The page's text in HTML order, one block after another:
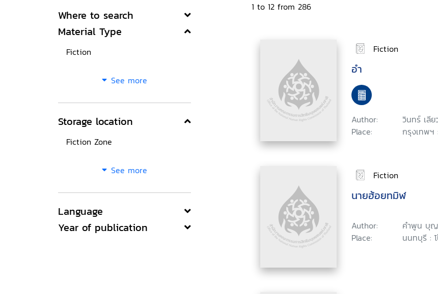
Where to search
Material Type
Fiction
See more
Storage location
Fiction Zone
See more
Language
Year of publication
1 to 12 from 286
Fiction
อำ
Author:
วินทร์ เลี
Place:
กรุงเทพฯ
Fiction
นายฮ้อยทมิฬ
Author:
คำพูน บุ
Place:
นนทบุรี :